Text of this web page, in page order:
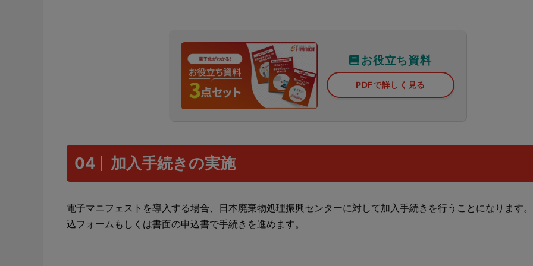
お役立ち資料
PDFで詳しく見る
04 加入手続きの実施
電子マニフェストを導入する場合、日本廃棄物処理振興センターに対して加入手続きを行うことになります
込フォームもしくは書面の申込書で手続きを進めます。